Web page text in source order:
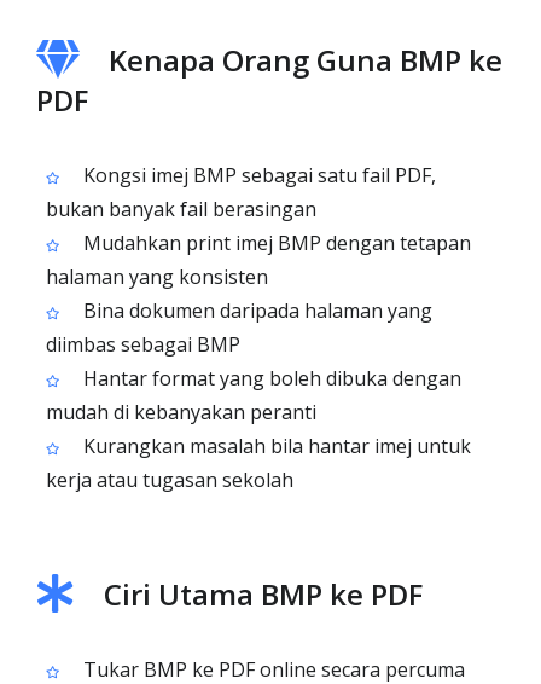
Kenapa Orang Guna BMP ke
PDF
Kongsi imej BMP sebagai satu fail PDF,
bukan banyak fail berasingan
Mudahkan print imej BMP dengan tetapan
halaman yang konsisten
Bina dokumen daripada halaman yang
diimbas sebagai BMP
Hantar format yang boleh dibuka dengan
mudah di kebanyakan peranti
Kurangkan masalah bila hantar imej untuk
kerja atau tugasan sekolah
Ciri Utama BMP ke PDF
Tukar BMP ke PDF online secara percuma